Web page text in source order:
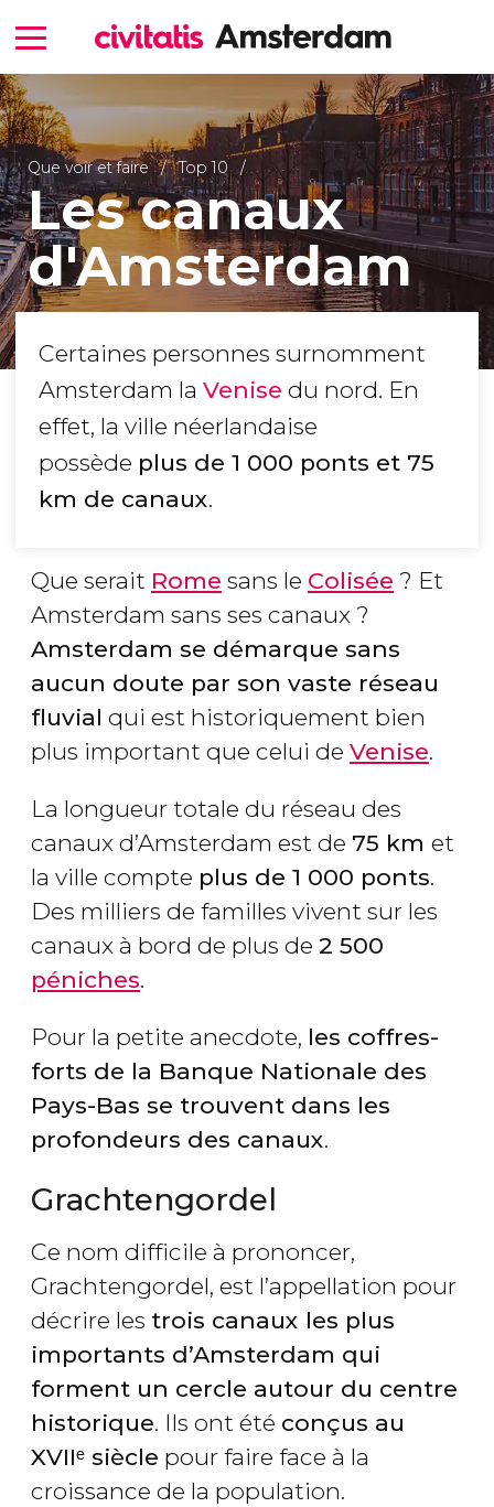
Que voir et faire Top 10
Les canaux
d'Amsterdam
Certaines personnes surnomment
Amsterdam la Venise du nord. En
effet, la ville néerlandaise
possède plus de 1 000 ponts et 75
km de canaux.
Que serait Rome sans le Colisée ? Et
Amsterdam sans ses canaux ?
Amsterdam se démarque sans
aucun doute par son vaste réseau
fluvial qui est historiquement bien
plus important que celui de Venise.
La longueur totale du réseau des
canaux d’Amsterdam est de 75 km et
la ville compte plus de 1 000 ponts.
Des milliers de familles vivent sur les
canaux à bord de plus de 2 500
péniches.
Pour la petite anecdote, les coffres-
forts​ de la Banque Nationale des
Pays-Bas se trouvent dans les
profondeurs des canaux.
Grachtengordel
Ce nom difficile à prononcer,
Grachtengordel, est l’appellation pour
décrire les trois canaux les plus
importants d’Amsterdam qui
forment un cercle autour du centre
historique. Ils ont été conçus au
XVIIᵉ siècle pour faire face à la
croissance de la population.